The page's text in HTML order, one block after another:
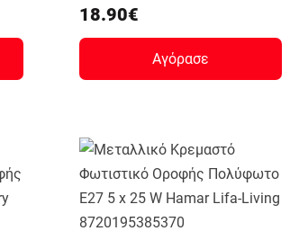
18.90€
Αγόρασε